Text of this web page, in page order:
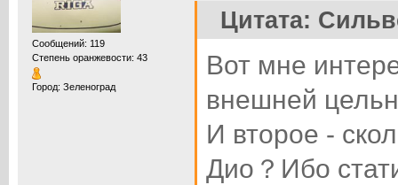
Сообщений: 119
Степень оранжевости: 43
Город: Зеленоград
Цитата:
Вот мне
внешней
И второе -
Дио？Ибо